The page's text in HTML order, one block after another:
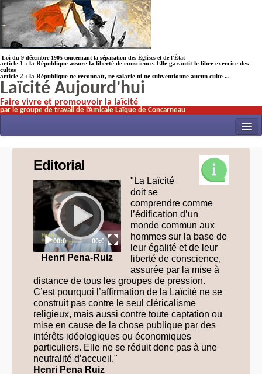
Loi du 9 décembre 1905 concernant la séparation des Églises et de l’État
article 1 : la République assure la liberté de conscience. Elle garantit le libre exercice des
cultes
article 2 : la République ne reconnaît, ne salarie ni ne subventionne aucun culte ...
Laïcité Aujourd'hui
Faire vivre et promouvoir la laïcité
par le groupe de travail de l’Amicale Laïque de Concarneau
ACTUALITÉS
NOS TRAVAUX
ÉCOLES
HISTOIRE(s)
LAICITHÈQUE
LIBRES OPINIONS
* [ connexion Adhérents ].
Editorial
Video
Player
Current
time
00:00
Total
duration
00:00
Henri Pena-Ruiz
"La Laïcité
doit se
comprendre comme
l’édification d’un
monde commun aux
hommes sur la base de
leur égalité et de leur
liberté de conscience,
assurée par la mise à
distance de tous les groupes de pression.
C’est pourquoi l’affirmation de la Laïcité ne se
construit pas contre le seul cléricalisme
religieux, mais aussi contre toute captation ou
mise en cause de la chose publique par des
intérêts idéologiques ou économiques
particuliers. Elle ne se réduit donc pas à une
neutralité d’accueil."
Henri Pena Ruiz